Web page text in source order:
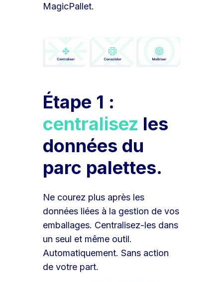
MagicPallet.
Étape 1 :
centralisez les
données du
parc palettes.
Ne courez plus après les
données liées à la gestion de vos
emballages. Centralisez-les dans
un seul et même outil.
Automatiquement. Sans action
de votre part.